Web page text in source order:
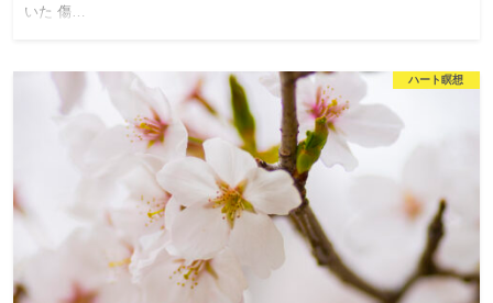
いた 傷…
ハート瞑想